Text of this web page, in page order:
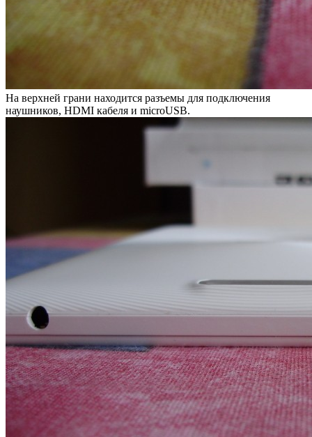
На верхней грани находится разъемы для подключения
наушников, HDMI кабеля и microUSB.